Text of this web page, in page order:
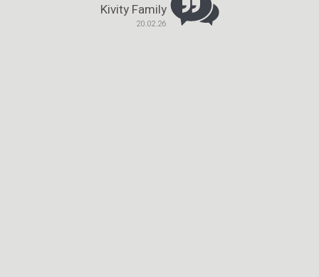
Kivity Family
20.02.26